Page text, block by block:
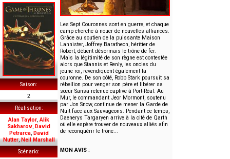
Saison
2
Réalisation
Alan Taylor Alik
Sakharov David
Petrarca, David
Nutter,Neil Marshall
Scénario
Les Sept Couronnes sont en guerre, et chaque
camp cherche à nouer de nouvelles alliances.
Grâce au soutien de la puissante Maison
Lannister, Joffrey Baratheon, héritier de
Robert, détient désormais le trône de fer.
Mais la légitimité de son règne est contestée
alors que Stannis et Renly, les oncles du
jeune roi, revendiquent également la
couronne. De son côté, Robb Stark poursuit sa
rébellion pour venger son père et libérer sa
sœur Sansa retenue captive à Port-Réal. Au
Mur, le commandant Jeor Mormont, soutenu
par Jon Snow, continue de mener la Garde de
Nuit face aux Sauvageons. Pendant ce temps,
Daenerys Targaryen arrive à la cité de Qarth
où elle espère trouver de nouveaux alliés afin
de reconquérir le trône...
MON AVIS :